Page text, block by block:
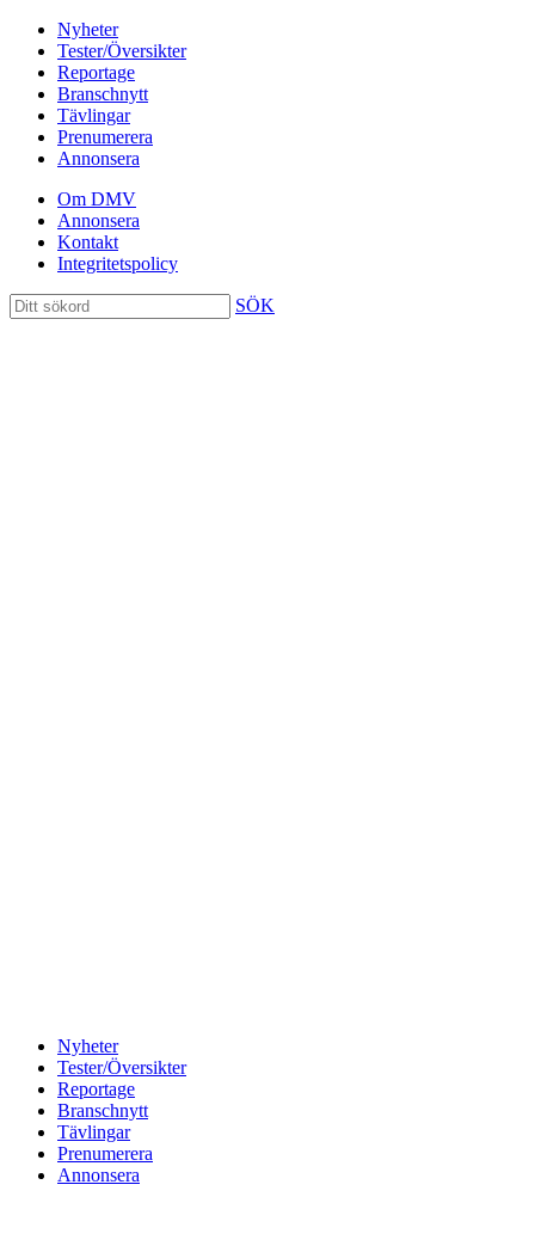
Nyheter
Tester/Översikter
Reportage
Branschnytt
Tävlingar
Prenumerera
Annonsera
Om DMV
Annonsera
Kontakt
Integritetspolicy
SÖK
Nyheter
Tester/Översikter
Reportage
Branschnytt
Tävlingar
Prenumerera
Annonsera